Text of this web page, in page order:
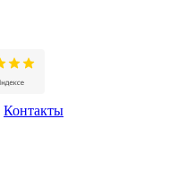
Контакты